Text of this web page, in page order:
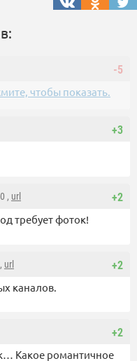
-5
чтобы показать.
+3
+2
, url
требует фоток!
+2
url
каналов.
+2
Какое романтичное